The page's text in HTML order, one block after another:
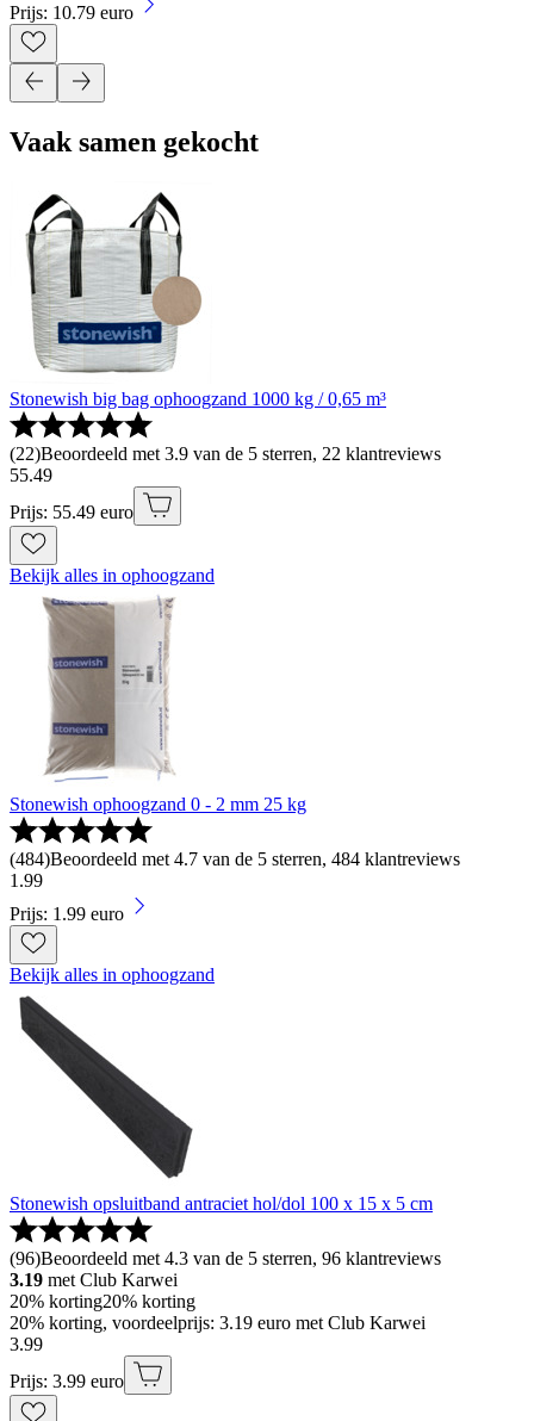
Prijs: 10.79 euro
Vaak samen gekocht
Stonewish big bag ophoogzand 1000 kg / 0,65 m³
(22)Beoordeeld met 3.9 van de 5 sterren, 22 klantreviews
55.49
Prijs: 55.49 euro
Bekijk alles in ophoogzand
Stonewish ophoogzand 0 - 2 mm 25 kg
(484)Beoordeeld met 4.7 van de 5 sterren, 484 klantreviews
1.99
Prijs: 1.99 euro
Bekijk alles in ophoogzand
Stonewish opsluitband antraciet hol/dol 100 x 15 x 5 cm
(96)Beoordeeld met 4.3 van de 5 sterren, 96 klantreviews
3.19 met Club Karwei
20% korting20% korting
20% korting, voordeelprijs: 3.19 euro met Club Karwei
3.99
Prijs: 3.99 euro